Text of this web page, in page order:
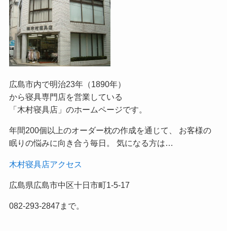
広島市内で明治23年（1890年）
から寝具専門店を営業している
「木村寝具店」のホームページです。
年間200個以上のオーダー枕の作成を通じて、 お客様の
眠りの悩みに向き合う毎日。 気になる方は…
木村寝具店アクセス
広島県広島市中区十日市町1-5-17
082-293-2847まで。